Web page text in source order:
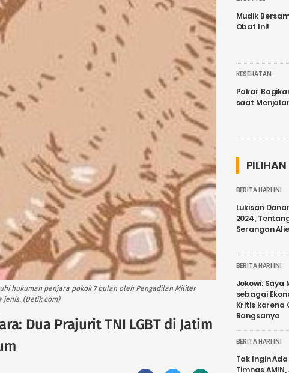
hukuman penjara pokok 7 bulan oleh Pengadilan Militer
jenis. (Detik.com)
Dua Prajurit TNI LGBT di Jatim
Mudik
Obat Ini!
KESEHATAN
Pakar
saat
PILIHAN
BERITA HARI INI
Lukisan
2024,
Serangan
BERITA HARI INI
Jokowi: Saya
sebagai
Kritis karena
Bangsanya
BERITA HARI INI
Tak Ingin
Timnas